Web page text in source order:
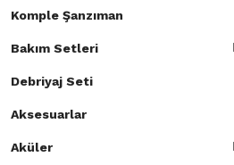
Komple Şanzıman
Bakım Setleri
Debriyaj Seti
Aksesuarlar
Aküler